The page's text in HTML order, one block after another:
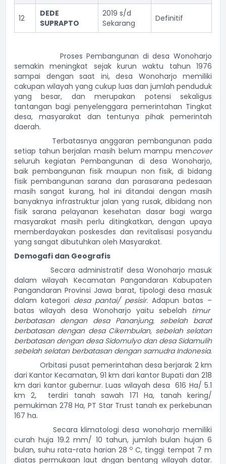
12
DEDE
SUPRAPTO
2019 s/d
Sekarang
Definitif
Proses Pembangunan di desa Wonoharjo
semakin meningkat sejak kurun waktu tahun 1976
sampai dengan saat ini, desa Wonoharjo memiliki
cakupan wilayah yang cukup luas dan jumlah penduduk
yang besar, dan merupakan potensi sekaligus
tantangan bagi penyelenggara pemerintahan Tingkat
desa, masyarakat dan tentunya pihak pemerintah
daerah.
Terbatasnya anggaran pembangunan pada
setiap tahun berjalan masih belum mampu mencover
seluruh kegiatan Pembangunan di desa Wonoharjo,
baik pembangunan fisik maupun non fisik, di bidang
fisik pembangunan sarana dan parasarana pedesaan
masih sangat kurang, hal ini ditandai dengan masih
banyaknya infrastruktur jalan yang rusak, dibidang non
fisik sarana pelayanan kesehatan dasar bagi warga
masyarakat masih perlu ditingkatkan, dengan upaya
memberdayakan poskesdes dan revitalisasi posyandu
yang sangat dibutuhkan oleh Masyarakat.
Demogafi dan Geografis
Secara administratif desa Wonoharjo masuk
dalam wilayah Kecamatan Pangandaran Kabupaten
Pangandaran Provinsi Jawa barat, tipologi desa masuk
dalam kategori desa pantai/ pesisir. Adapun batas –
batas wilayah desa Wonoharjo yaitu sebelah timur
berbatasan dengan desa Pananjung, sebelah barat
berbatasan dengan desa Cikembulan, sebelah selatan
berbatasan dengan desa Sidomulyo dan desa Sidamulih
sebelah selatan berbatasan dengan samudra Indonesia.
Orbitasi pusat pemerintahan desa berjarak 2 km
dari Kantor Kecamatan, 91 km dari kantor Bupati dan 218
km dari kantor gubernur. Luas wilayah desa 616 Ha/ 5.1
km 2, terdiri tanah sawah 171 Ha, tanah kering/
pemukiman 278 Ha, PT Star Trust tanah ex perkebunan
167 ha.
Secara klimatologi desa wonoharjo memiliki
curah huja 19.2 mm/ 10 tahun, jumlah bulan hujan 6
bulan, suhu rata-rata harian 28 o C, tinggi tempat 7 m
diatas permukaan laut dngan bentang wilayah datar.